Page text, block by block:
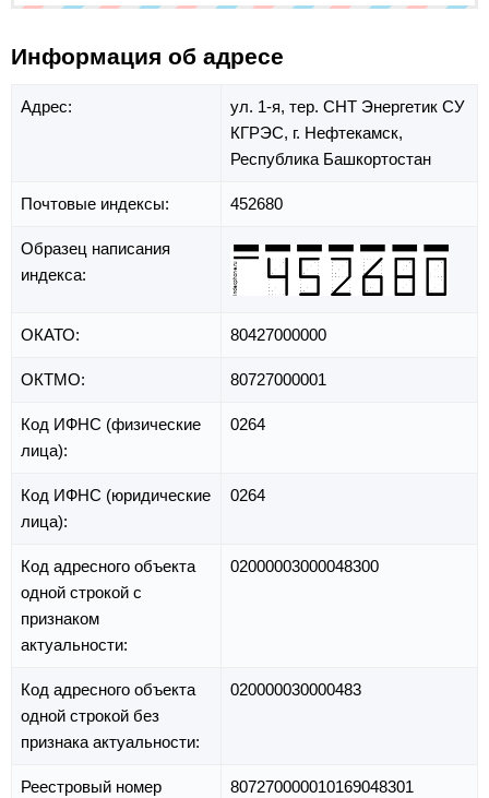
Информация об адресе
Адрес: ул. 1-я, тер. СНТ Энергетик СУ
КГРЭС, г. Нефтекамск,
Республика Башкортостан
Почтовые индексы: 452680
Образец написания
индекса:
ОКАТО: 80427000000
ОКТМО: 80727000001
Код ИФНС (физические
лица):
0264
Код ИФНС (юридические
лица):
0264
Код адресного объекта
одной строкой с
признаком
актуальности:
02000003000048300
Код адресного объекта
одной строкой без
признака актуальности:
020000030000483
Реестровый номер
807270000010169048301